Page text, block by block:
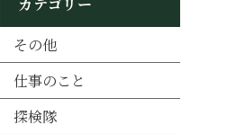
その他
仕事のこと
探検隊